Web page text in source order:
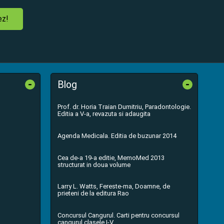
- Blog -
Prof. dr. Horia Traian Dumitriu, Paradontologie.
Editia a V-a, revazuta si adaugita
Agenda Medicala. Editia de buzunar 2014
Cea de-a 19-a editie, MemoMed 2013
structurat in doua volume
Larry L. Watts, Fereste-ma, Doamne, de
prieteni de la editura Rao
Concursul Cangurul. Carti pentru concursul
cangurul clasele I-V